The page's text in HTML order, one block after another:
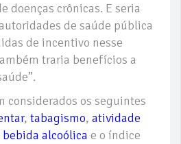
doenças crônicas. E seria
de saúde pública
de incentivo nesse
traria benefícios a
considerados os seguintes
, tabagismo, atividade
bebida alcoólica e o índice